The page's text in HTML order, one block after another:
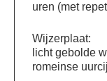
uren (met
Wijzerplaat:
licht gebolde
romeinse